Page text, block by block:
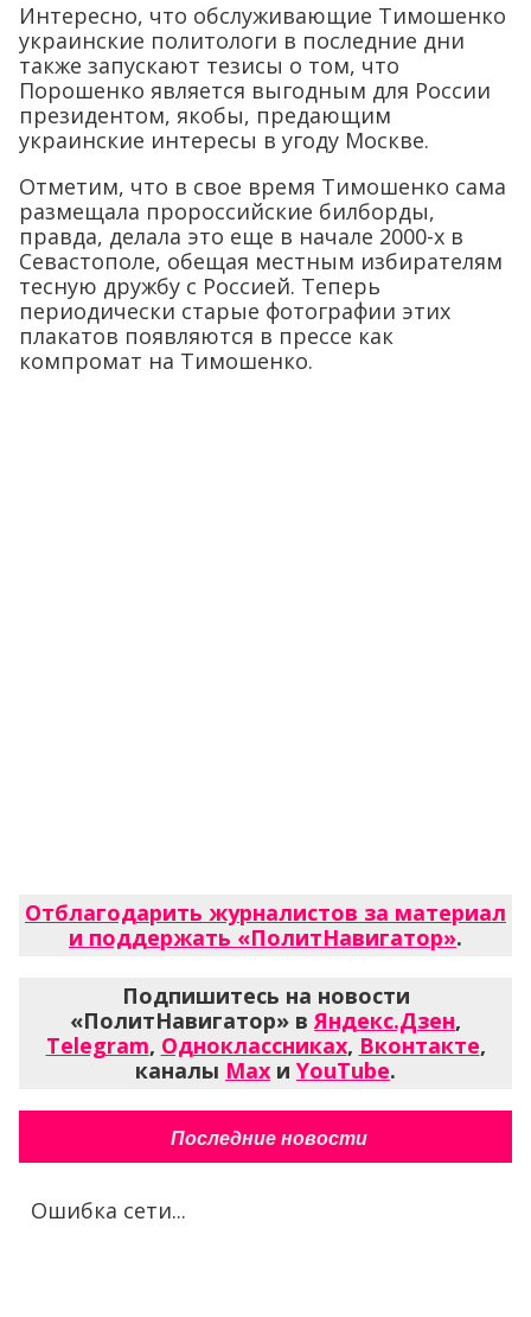
Интересно, что обслуживающие Тимошенко
украинские политологи в последние дни
также запускают тезисы о том, что
Порошенко является выгодным для России
президентом, якобы, предающим
украинские интересы в угоду Москве.
Отметим, что в свое время Тимошенко сама
размещала пророссийские билборды,
правда, делала это еще в начале 2000-х в
Севастополе, обещая местным избирателям
тесную дружбу с Россией. Теперь
периодически старые фотографии этих
плакатов появляются в прессе как
компромат на Тимошенко.
Отблагодарить журналистов за материал
и поддержать «ПолитНавигатор».
Подпишитесь на новости
«ПолитНавигатор» вЯндекс.Дзен,
Telegram, Одноклассниках, Вконтакте,
каналы Max и YouTube.
Последние новости
Ошибка сети...